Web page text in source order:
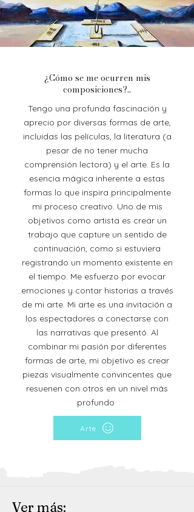
¿Cómo se me ocurren mis
composiciones?..
Tengo una profunda fascinación y
aprecio por diversas formas de arte,
incluidas las películas, la literatura (a
pesar de no tener mucha
comprensión lectora) y el arte. Es la
esencia mágica inherente a estas
formas lo que inspira principalmente
mi proceso creativo. Uno de mis
objetivos como artista es crear un
trabajo que capture un sentido de
continuación, como si estuviera
registrando un momento existente en
el tiempo. Me esfuerzo por evocar
emociones y contar historias a través
de mi arte. Mi arte es una invitación a
los espectadores a conectarse con
las narrativas que presentó. Al
combinar mi pasión por diferentes
formas de arte, mi objetivo es crear
piezas visualmente convincentes que
resuenen con otros en un nivel más
profundo
Arte
Ver más: